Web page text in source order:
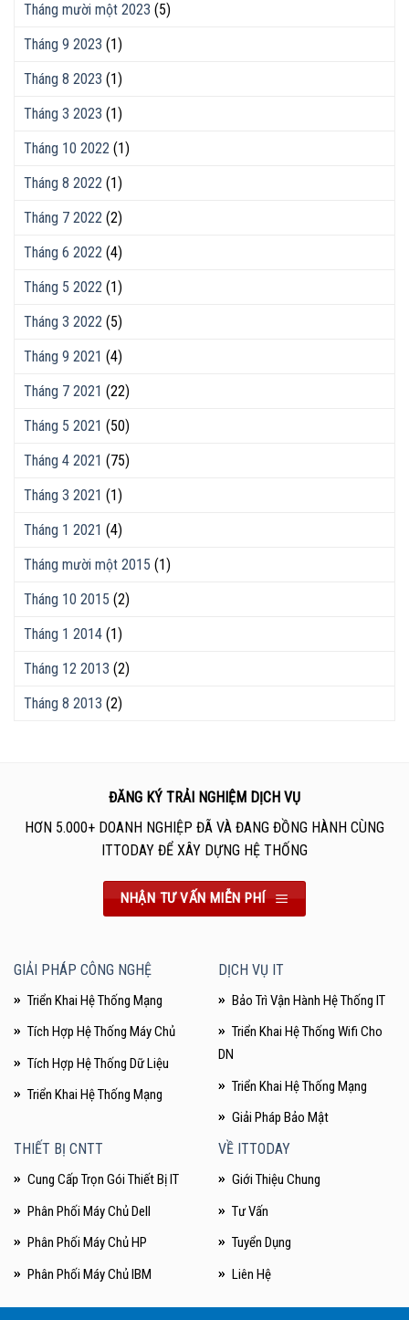
Tháng mười một 2023 (5)
Tháng 9 2023 (1)
Tháng 8 2023 (1)
Tháng 3 2023 (1)
Tháng 10 2022 (1)
Tháng 8 2022 (1)
Tháng 7 2022 (2)
Tháng 6 2022 (4)
Tháng 5 2022 (1)
Tháng 3 2022 (5)
Tháng 9 2021 (4)
Tháng 7 2021 (22)
Tháng 5 2021 (50)
Tháng 4 2021 (75)
Tháng 3 2021 (1)
Tháng 1 2021 (4)
Tháng mười một 2015 (1)
Tháng 10 2015 (2)
Tháng 1 2014 (1)
Tháng 12 2013 (2)
Tháng 8 2013 (2)
ĐĂNG KÝ TRẢI NGHIỆM DỊCH VỤ
HƠN 5.000+ DOANH NGHIỆP ĐÃ VÀ ĐANG ĐỒNG HÀNH CÙNG
ITTODAY ĐỂ XÂY DỰNG HỆ THỐNG
NHẬN TƯ VẤN MIỄN PHÍ
GIẢI PHÁP CÔNG NGHỆ
Triển Khai Hệ Thống Mạng
Tích Hợp Hệ Thống Máy Chủ
Tích Hợp Hệ Thống Dữ Liệu
Triển Khai Hệ Thống Mạng
DỊCH VỤ IT
Bảo Trì Vận Hành Hệ Thống IT
Triển Khai Hệ Thống Wifi Cho
DN
Triển Khai Hệ Thống Mạng
Giải Pháp Bảo Mật
THIẾT BỊ CNTT
Cung Cấp Trọn Gói Thiết Bị IT
Phân Phối Máy Chủ Dell
Phân Phối Máy Chủ HP
Phân Phối Máy Chủ IBM
VỀ ITTODAY
Giới Thiệu Chung
Tư Vấn
Tuyển Dụng
Liên Hệ